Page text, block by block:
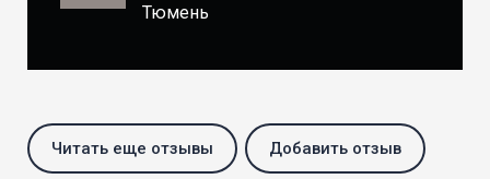
Тюмень
Читать еще отзывы Добавить отзыв